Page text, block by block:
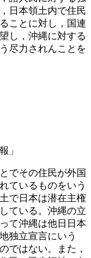
日本領土内で住民
ことに対し，国連
し，沖縄に対する
尽力されんことを
」
でその住民が外国
ているものをいう
で日本は潜在主権
ている。沖縄の立
て沖縄は他日日本
独立宣言にいう
ではない。また，